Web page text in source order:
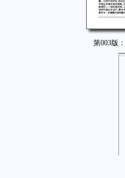
第003版：